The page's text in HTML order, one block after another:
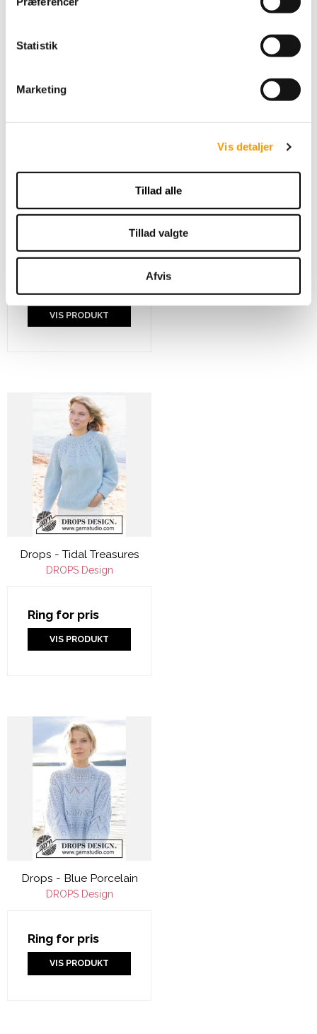
Statistik
Marketing
Vis detaljer
Tillad alle
Tillad valgte
Afvis
Drops - Sweet Spring
Ring for pris
VIS PRODUKT
Drops - Tidal Treasures
DROPS Design
Ring for pris
VIS PRODUKT
Drops - Blue Porcelain
DROPS Design
Ring for pris
VIS PRODUKT